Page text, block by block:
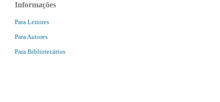
Informações
Para Leitores
Para Autores
Para Bibliotecários